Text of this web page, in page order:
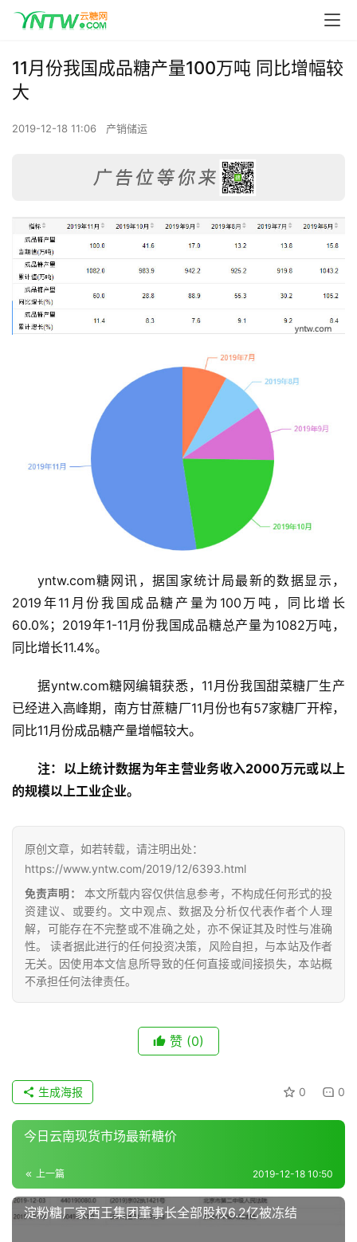
首
云
公
现
货
报
价
地
区
频
产
11月份我国成品糖产量100万吨 同比增幅较
大
2019-12-18 11:06 产销储运
yntw.com糖网讯，据国家统计局最新的数据显示，
2019年11月份我国成品糖产量为100万吨，同比增长
60.0%；2019年1-11月份我国成品糖总产量为1082万吨，
同比增长11.4%。
据yntw.com糖网编辑获悉，11月份我国甜菜糖厂生产
已经进入高峰期，南方甘蔗糖厂11月份也有57家糖厂开榨，
同比11月份成品糖产量增幅较大。
注：以上统计数据为年主营业务收入2000万元或以上
的规模以上工业企业。
原创文章，如若转载，请注明出处：
https://www.yntw.com/2019/12/6393.html
免责声明：
本文所载内容仅供信息参考，不构成任何形式的投
资建议、或要约。文中观点、数据及分析仅代表作者个人理
解，可能存在不完整或不准确之处，亦不保证其及时性与准确
性。 读者据此进行的任何投资决策，风险自担，与本站及作者
无关。因使用本文信息所导致的任何直接或间接损失，本站概
不承担任何法律责任。
赞 (0)
0 0
生成海报
今日云南现货市场最新糖价
上一篇 2019-12-18 10:50
淀粉糖厂家西王集团董事长全部股权6.2亿被冻结